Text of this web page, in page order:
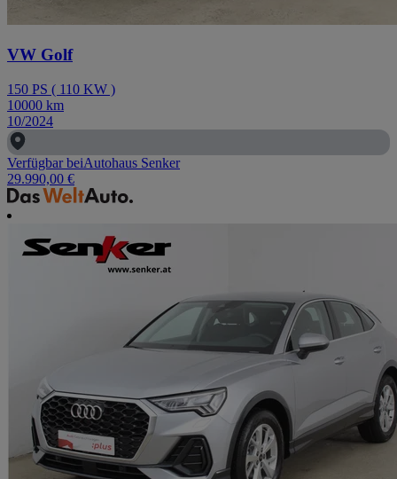
VW Golf
150 PS ( 110 KW )
10000 km
10/2024
Verfügbar beiAutohaus Senker
29.990,00 €